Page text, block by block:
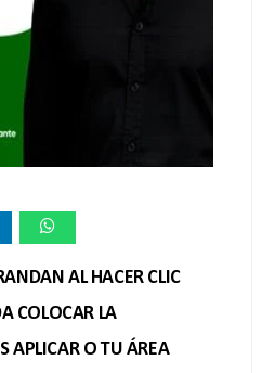
AL HACER CLIC
COLOCAR LA
APLICAR O TU ÁREA